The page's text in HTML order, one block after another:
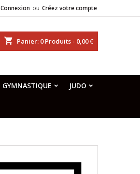
Connexion ou Créez votre compte
shopping_cart Panier: 0Produits - 0,00 €
GYMNASTIQUE JUDO